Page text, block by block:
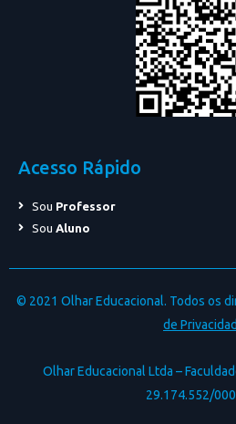
Acesso Rápido
Sou Professor
Sou Aluno
© 2021 Olhar Educacional. Todos os
de
Olhar Educacional Ltda –
29.174.552/